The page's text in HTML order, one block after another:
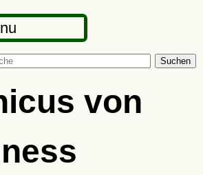
Suchen
von